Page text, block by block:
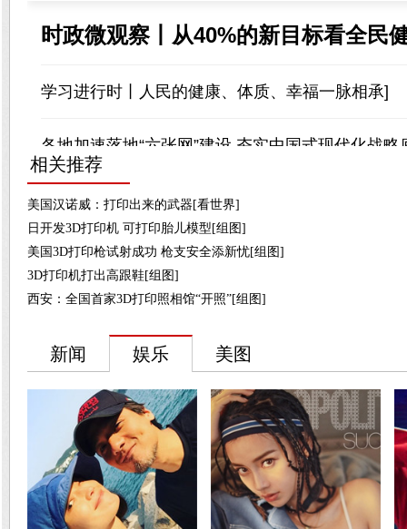
相关推荐
美国汉诺威：打印出来的武器[看世界]
日开发3D打印机 可打印胎儿模型[组图]
美国3D打印枪试射成功 枪支安全添新忧[组图]
3D打印机打出高跟鞋[组图]
西安：全国首家3D打印照相馆“开照”[组图]